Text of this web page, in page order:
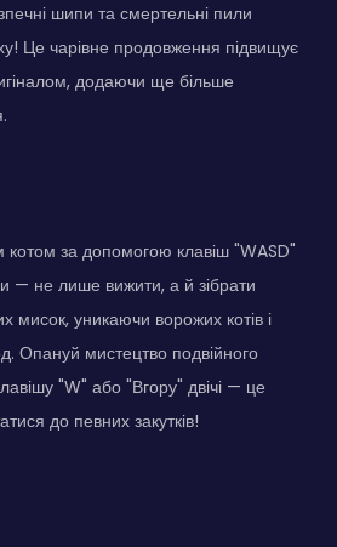
шипи та смертельні пили
Це чарівне продовження підвищує
додаючи ще більше
котом за допомогою клавіш "WASD"
— не лише вижити, а й зібрати
мисок, уникаючи ворожих котів і
Опануй мистецтво подвійного
"W" або "Вгору" двічі — це
до певних закутків!